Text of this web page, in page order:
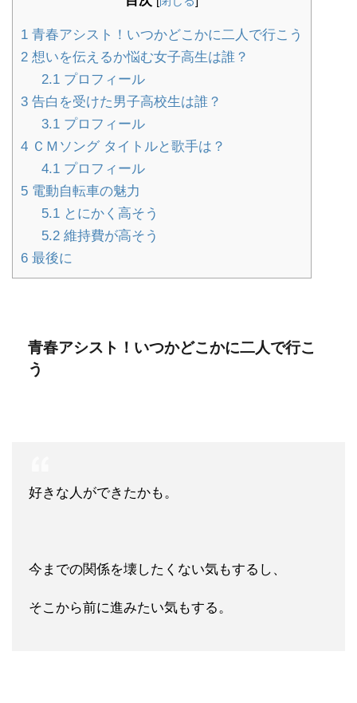
1 青春アシスト！いつかどこかに二人で行こう
2 想いを伝えるか悩む女子高生は誰？
2.1プロフィール
3 告白を受けた男子高校生は誰？
3.1プロフィール
4 ＣＭソング タイトルと歌手は？
4.1プロフィール
5 電動自転車の魅力
5.1とにかく高そう
5.2維持費が高そう
6 最後に
青春アシスト！いつかどこかに二人で行こ
う
好きな人ができたかも。
今までの関係を壊したくない気もするし、
そこから前に進みたい気もする。